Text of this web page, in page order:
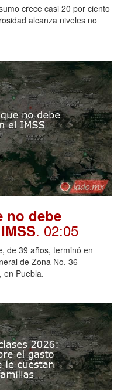
crece casi 20 por ciento
alcanza niveles no
no debe
. 02:05
de 39 años, terminó en
de Zona No. 36
en Puebla.